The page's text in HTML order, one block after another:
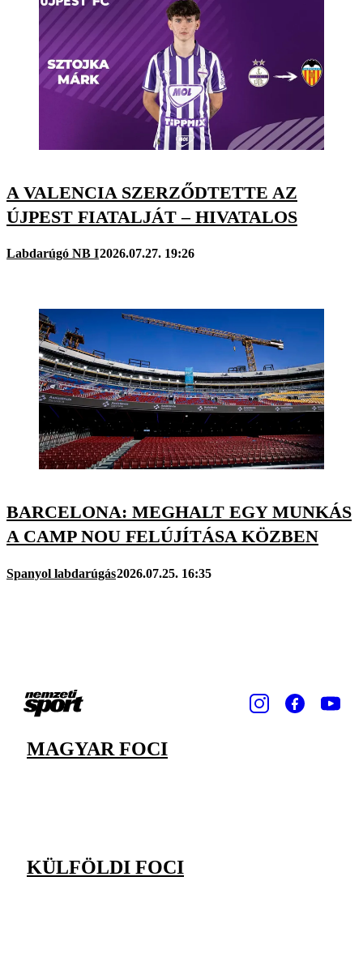
A VALENCIA SZERZŐDTETTE AZ
ÚJPEST FIATALJÁT – HIVATALOS
Labdarúgó NB I2026.07.27. 19:26
BARCELONA: MEGHALT EGY MUNKÁS
A CAMP NOU FELÚJÍTÁSA KÖZBEN
Spanyol labdarúgás2026.07.25. 16:35
MAGYAR FOCI
KÜLFÖLDI FOCI